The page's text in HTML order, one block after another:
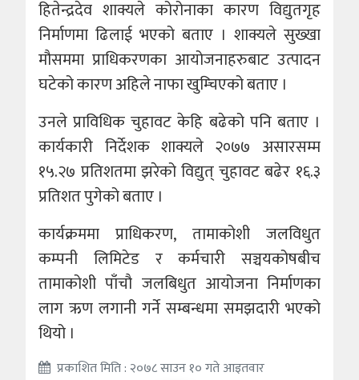
हितेन्द्रदेव शाक्यले कोरोनाका कारण विद्युतगृह
निर्माणमा ढिलाई भएको बताए । शाक्यले सुख्खा
मौसममा प्राधिकरणका आयोजनाहरुबाट उत्पादन
घटेको कारण अहिले नाफा खुम्चिएको बताए ।
उनले प्राविधिक चुहावट केहि बढेको पनि बताए ।
कार्यकारी निर्देशक शाक्यले २०७७ असारसम्म
१५.२७ प्रतिशतमा झरेको विद्युत् चुहावट बढेर १६.३
प्रतिशत पुगेको बताए ।
कार्यक्रममा प्राधिकरण, तामाकोशी जलविधुत
कम्पनी लिमिटेड र कर्मचारी सञ्चयकोषबीच
तामाकोशी पाँचौ जलबिधुत आयोजना निर्माणका
लाग ऋण लगानी गर्ने सम्बन्धमा समझदारी भएको
थियो ।
प्रकाशित मिति : २०७८ साउन १० गते आइतवार